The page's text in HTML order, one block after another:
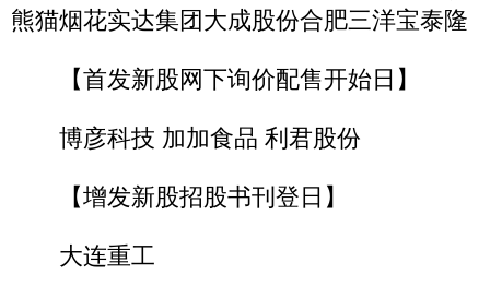
熊猫烟花实达集团大成股份合肥三洋宝泰隆
【首发新股网下询价配售开始日】
博彦科技 加加食品 利君股份
【增发新股招股书刊登日】
大连重工